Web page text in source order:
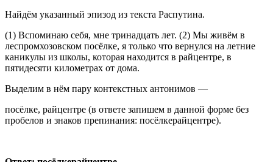
Найдём указанный эпизод из текста Распутина.
(1) Вспоминаю себя, мне тринадцать лет. (2) Мы живём в
леспромхозовском посёлке, я только что вернулся на летние
каникулы из школы, которая находится в райцентре, в
пятидесяти километрах от дома.
Выделим в нём пару контекстных антонимов —
посёлке, райцентре (в ответе запишем в данной форме без
пробелов и знаков препинания: посёлкерайцентре).